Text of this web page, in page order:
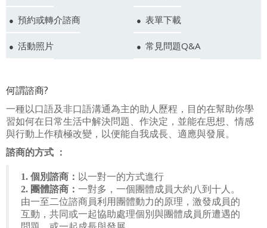
預約或轉介諮商 表單下載
活動照片 常見問題Q&A
何謂諮商?
一種以口語及非口語溝通為主的助人歷程，目的在幫助你學
習如何在日常生活中解決問題、作決定，並能在思想、情感
與行動上作積極改變，以便能自我成長、適應與發展。
諮商的方式 ：
1. 個別諮商： 以一對一的方式進行
2. 團體諮商： 一對多，一個團體成員大約八到十人。
由一至二位諮商員利用團體動力的原理，激發成員的
互動，共同或一起協助處理個別與團體成員所遭遇的